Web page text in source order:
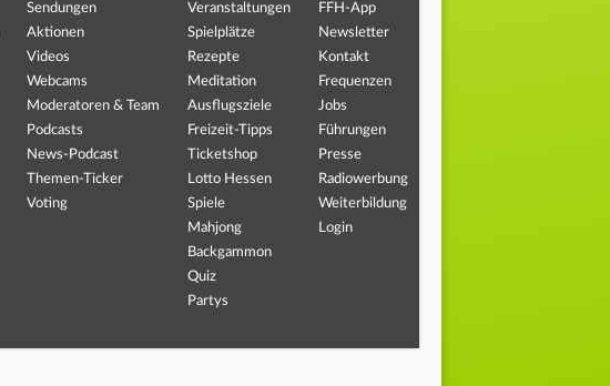
Sendungen
Aktionen
Videos
Webcams
Moderatoren & Team
Podcasts
News-Podcast
Themen-Ticker
Voting
Veranstaltungen
Spielplätze
Rezepte
Meditation
Ausflugsziele
Freizeit-Tipps
Ticketshop
Lotto Hessen
Spiele
Mahjong
Backgammon
Quiz
Partys
FFH-App
Newsletter
Kontakt
Frequenzen
Jobs
Führungen
Presse
Radiowerbung
Weiterbildung
Login